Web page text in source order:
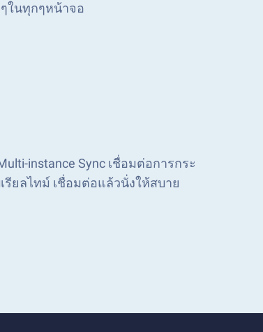
ในทุกๆหน้าจอ
instance Sync เชื่อมต่อการกระ
ยลไทม์ เชื่อมต่อแล้วนั่งให้สบาย